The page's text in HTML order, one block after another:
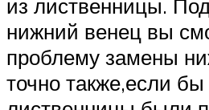
из лиственницы.
нижний венец вы
проблему замены
точно также,если бы